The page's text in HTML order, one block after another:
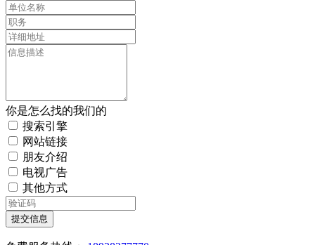
你是怎么找的我们的
搜索引擎
网站链接
朋友介绍
电视广告
其他方式
提交信息